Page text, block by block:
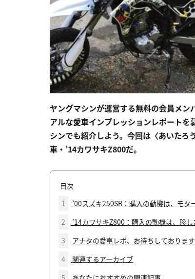
ヤングマシンが運営する無料の会員メン
アルな愛車インプレッションレポート
シンでも紹介しよう。今回は〈あいたろ
車・’14カワサキZ800だ。
目次
1
’00スズキ250SB：購入の動機は、モタ
2
’14カワサキZ800：購入の動機は、珍し
3
アナタの愛車レポ、お待ちしております
4
関連するアーカイブ